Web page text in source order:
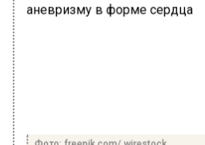
Фото: freepik.com/ wirestock